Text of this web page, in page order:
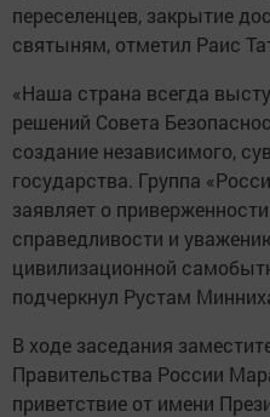
переселенцев, закрытие
святыням, отметил Раис
«Наша страна всегда
решений Совета
создание независимого,
государства. Группа
заявляет о
справедливости и
цивилизационной
подчеркнул Рустам
В ходе заседания
Правительства России
приветствие от имени